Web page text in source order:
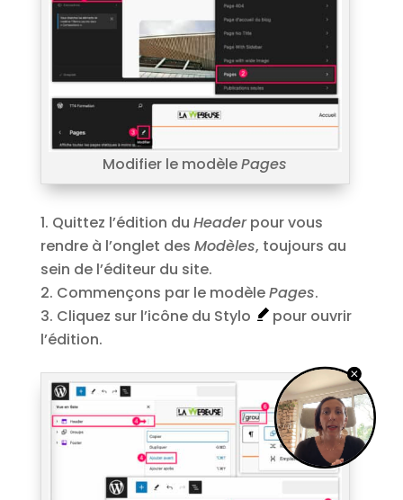
Modifier le modèlePages
Quittez l’édition du Headerpour vous
rendre à l’onglet des Modèles, toujours au
sein de l’éditeur du site.
Commençons par le modèlePages.
Cliquez sur l’icône du Stylo
pour ouvrir
l’édition.